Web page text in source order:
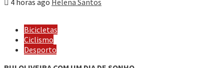
Bicicletas
Ciclismo
Desporto